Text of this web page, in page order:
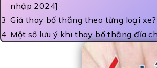
nhập 2024]
Giá thay bố thắng theo từng loại xe?
Một số lưu ý khi thay bố thắng đĩa